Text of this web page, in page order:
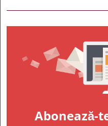
Abonează-